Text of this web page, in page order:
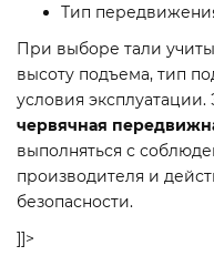
Тип
При выборе тали
высоту подъема, тип
условия эксплуатации.
червячная
выполняться с
производителя и
безопасности.
]]>